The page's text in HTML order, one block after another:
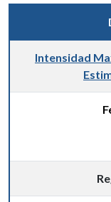
Intensidad